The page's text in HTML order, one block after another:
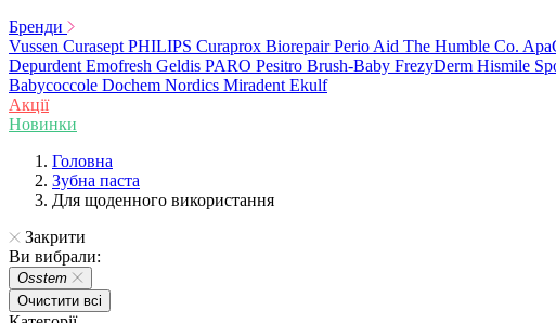
Бренди
Vussen Curasept PHILIPS Curaprox Biorepair Perio Aid The Humble Co.
Depurdent Emofresh Geldis PARO Pesitro Brush-Baby FrezyDerm Hismile
Babycoccole Dochem Nordics Miradent Ekulf
Акції
Новинки
Головна
Зубна паста
Для щоденного використання
Закрити
Ви вибрали:
Osstem
Очистити всі